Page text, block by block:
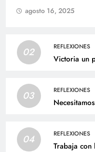
agosto 16, 2025
02 REFLEXIONES
Victoria un
03 REFLEXIONES
04 REFLEXIONES
Trabaja con